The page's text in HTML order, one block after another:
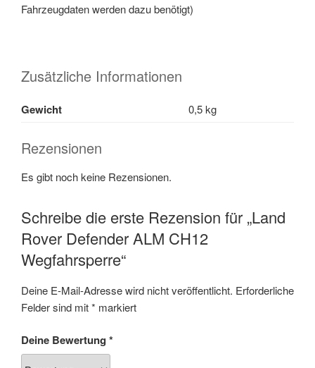
Fahrzeugdaten werden dazu benötigt)
Zusätzliche Informationen
Gewicht 0,5 kg
Rezensionen
Es gibt noch keine Rezensionen.
Schreibe die erste Rezension für „Land
Rover Defender ALM CH12
Wegfahrsperre“
Deine E-Mail-Adresse wird nicht veröffentlicht. Erforderliche
Felder sind mit* markiert
Deine Bewertung *